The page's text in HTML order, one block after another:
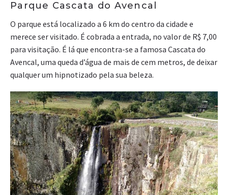
Parque Cascata do Avencal
O parque está localizado a 6 km do centro da cidade e
merece ser visitado. É cobrada a entrada, no valor de R$ 7,00
para visitação. É lá que encontra-se a famosa Cascata do
Avencal, uma queda d’água de mais de cem metros, de deixar
qualquer um hipnotizado pela sua beleza.